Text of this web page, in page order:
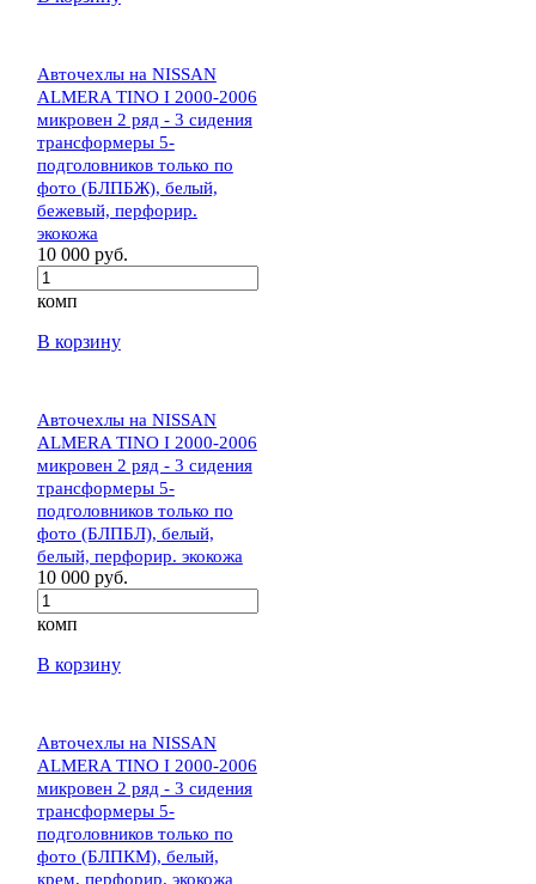
Авточехлы на NISSAN
ALMERA TINO I 2000-2006
микровен 2 ряд - 3 сидения
трансформеры 5-
подголовников только по
фото (БЛПБЖ), белый,
бежевый, перфорир.
экокожа
10 000 руб.
комп
В корзину
Авточехлы на NISSAN
ALMERA TINO I 2000-2006
микровен 2 ряд - 3 сидения
трансформеры 5-
подголовников только по
фото (БЛПБЛ), белый,
белый, перфорир. экокожа
10 000 руб.
комп
В корзину
Авточехлы на NISSAN
ALMERA TINO I 2000-2006
микровен 2 ряд - 3 сидения
трансформеры 5-
подголовников только по
фото (БЛПКМ), белый,
крем, перфорир. экокожа